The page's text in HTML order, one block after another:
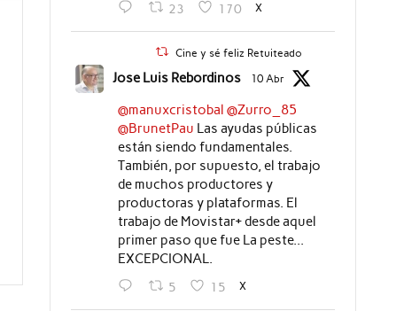
23 170 X
Cine y sé feliz Retuiteado
Jose Luis Rebordinos 10 Abr
@manuxcristobal @Zurro_85
@BrunetPau Las ayudas públicas
están siendo fundamentales.
También, por supuesto, el trabajo
de muchos productores y
productoras y plataformas. El
trabajo de Movistar+ desde aquel
primer paso que fue La peste...
EXCEPCIONAL.
5 15 X